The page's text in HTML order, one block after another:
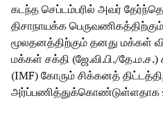
கடந்த செப்டம்பரில் அவர்
திசாநாயக்க
மூலதனத்திற்கும் தனது மக்கள்
மக்கள் சக்தி (ஜே.வி.பி./
(IMF) கோரும் சிக்கனத்
அர்ப்பணித்துக்கொண்டுள்ளதாக